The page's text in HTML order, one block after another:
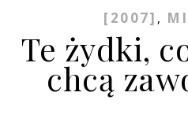
[2007] ,
Te żydki,
chcą